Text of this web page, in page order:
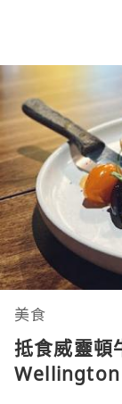
美食
抵食威靈
Wellington